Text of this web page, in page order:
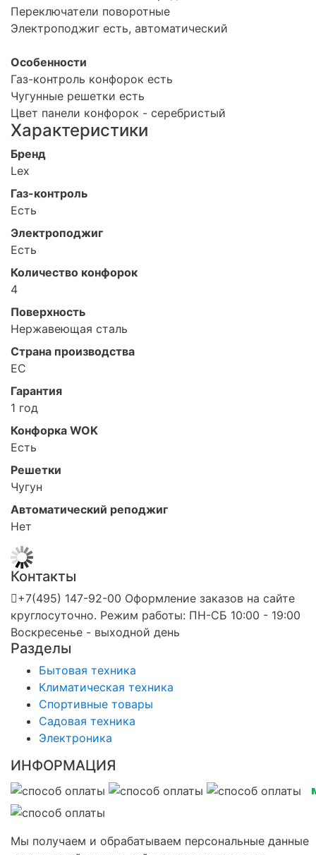
Переключатели поворотные
Электроподжиг есть, автоматический
Особенности
Газ-контроль конфорок есть
Чугунные решетки есть
Цвет панели конфорок - серебристый
Характеристики
Бренд
Lex
Газ-контроль
Есть
Электроподжиг
Есть
Количество конфорок
4
Поверхность
Нержавеющая сталь
Страна производства
ЕС
Гарантия
1 год
Конфорка WOK
Есть
Решетки
Чугун
Автоматический реподжиг
Нет
Контакты
+7(495) 147-92-00 Оформление заказов на сайте
круглосуточно. Режим работы: ПН-СБ 10:00 - 19:00
Воскресенье - выходной день
Разделы
Бытовая техника
Климатическая техника
Спортивные товары
Садовая техника
Электроника
ИНФОРМАЦИЯ
Мы получаем и обрабатываем персональные данные